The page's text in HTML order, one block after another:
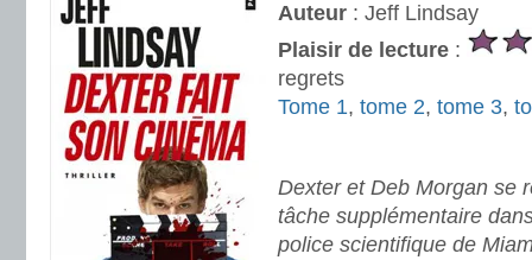
Auteur : Jeff Lindsay
Plaisir de lecture :
regrets
Tome 1, tome 2, tome 3,
Dexter et Deb Morgan se
tâche supplémentaire
police scientifique de